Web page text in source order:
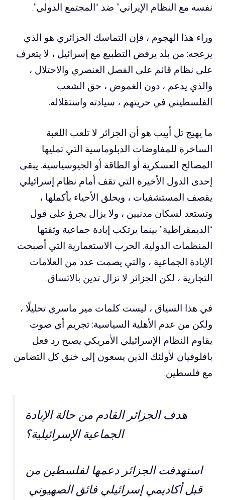
نفسه مع النظام الإيراني” ضد “المجتمع الدولي”.
وراء هذا الهجوم ، فإن التماسك الجزائري هو الذي
يزعجه: من بلد يرفض التطبيع مع إسرائيل ، لا يتعرف
على نظام قائم على الفصل العنصري والاحتلال ،
والذي يدعم ، دون الغموض ، حق الشعب
الفلسطيني في حريتهم ، سيادته واستقلاله.
ما يهيج تل أبيب هو أن الجزائر لا تلعب اللعبة
الساخرة للمفاوضات الدبلوماسية التي تمليها
المصالح العسكرية أو الطاقة أو الجيوسياسية. يبقى
إحدى الدول الأخيرة التي تقف أمام نظام إسرائيلي
يقصف المستشفيات ، ويحلق الأحياء بأكملها ،
وتستعد لسكان مدنيين ، ولا يزال يجرؤ على قول
“الديمقراطية” بينما يرتكب إبادة جماعية وثقتها
المنظمات الدولية. الحرب الاستعمارية التي أصبحت
الإبادة الجماعية ، والتي يصمت عدد من العلامات
التجارية ، لكن الجزائر لا تزال تدين بالاتساق.
في هذا السياق ، ليست كلمات مير ماسري تحليلًا ،
ولكن من عدم الأهلية السياسية: تجريم أي صوت
يقاوم النظام الإسرائيلي الأمريكي يصبح رد فعل
بافلوفيان لأولئك الذين يسعون إلى خنق كل التضامن
مع فلسطين.
هدف الجزائر القادم من حالة الإبادة
الجماعية الإسرائيلية؟
استهدفت الجزائر دعمها لفلسطين من
قبل أكاديمي إسرائيلي فائق الصهيوني